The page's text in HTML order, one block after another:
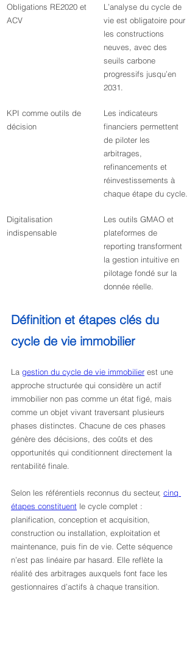
Obligations RE2020 et
ACV
L’analyse du cycle de
vie est obligatoire pour
les constructions
neuves, avec des
seuils carbone
progressifs jusqu’en
2031.
KPI comme outils de
décision
Les indicateurs
financiers permettent
de piloter les
arbitrages,
refinancements et
réinvestissements à
chaque étape du cycle.
Digitalisation
indispensable
Les outils GMAO et
plateformes de
reporting transforment
la gestion intuitive en
pilotage fondé sur la
donnée réelle.
Définition et étapes clés du
cycle de vie immobilier
La gestion du cycle de vie immobilier est une
approche structurée qui considère un actif
immobilier non pas comme un état figé, mais
comme un objet vivant traversant plusieurs
phases distinctes. Chacune de ces phases
génère des décisions, des coûts et des
opportunités qui conditionnent directement la
rentabilité finale.
Selon les référentiels reconnus du secteur, cinq
étapes constituent le cycle complet :
planification, conception et acquisition,
construction ou installation, exploitation et
maintenance, puis fin de vie. Cette séquence
n’est pas linéaire par hasard. Elle reflète la
réalité des arbitrages auxquels font face les
gestionnaires d’actifs à chaque transition.